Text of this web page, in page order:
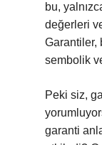
bu,
değerleri
Garantiler,
sembolik
Peki siz,
garanti